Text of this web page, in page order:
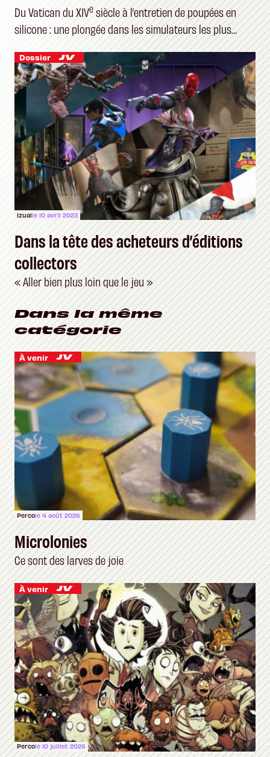
Du Vatican du XIVesiècle à l’entretien de poupées en
silicone : une plongée dans les simulateurs les plus
étranges du marché
Dossier
Izualle 10 avril 2023
Dans la tête des acheteurs d’éditions
collectors
« Aller bien plus loin que le jeu »
Dans la même
catégorie
À venir
Percole 4 août 2026
Microlonies
Ce sont des larves de joie
À venir
Percole 10 juillet 2026